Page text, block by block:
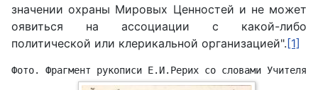
значении охраны Мировых Ценностей и не может
оявиться на ассоциации с какой-либо
политической или клерикальной организацией". [1]
Фото. Фрагмент рукописи Е.И.Рерих со словами Учителя